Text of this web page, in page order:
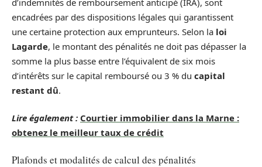
encadrées par des dispositions légales qui garantissent
une certaine protection aux emprunteurs. Selon la loi
Lagarde, le montant des pénalités ne doit pas dépasser la
somme la plus basse entre l’équivalent de six mois
d’intérêts sur le capital remboursé ou 3 % du capital
restant dû.
Lire également : Courtier immobilier dans la Marne :
obtenez le meilleur taux de crédit
Plafonds et modalités de calcul des pénalités